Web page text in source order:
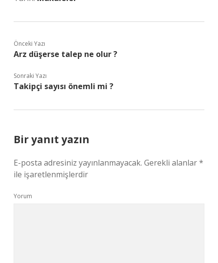
Önceki Yazı
Arz düşerse talep ne olur ?
Sonraki Yazı
Takipçi sayısı önemli mi ?
Bir yanıt yazın
E-posta adresiniz yayınlanmayacak. Gerekli alanlar*
ile işaretlenmişlerdir
Yorum